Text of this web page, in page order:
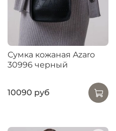
Сумка кожаная Azaro
30996 черный
10090 руб